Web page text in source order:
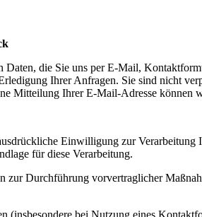
Daten, die Sie uns per E-Mail,
Ihrer Anfragen. Sie sind nicht
Mitteilung Ihrer E-Mail-Adresse können
Einwilligung zur Verarbeitung
für diese Verarbeitung.
zur Durchführung vorvertraglicher
(insbesondere bei Nutzung eines